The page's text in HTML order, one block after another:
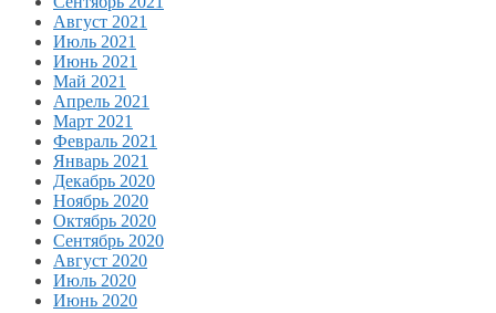
Август 2021
Июль 2021
Июнь 2021
Май 2021
Апрель 2021
Март 2021
Февраль 2021
Январь 2021
Декабрь 2020
Ноябрь 2020
Октябрь 2020
Сентябрь 2020
Август 2020
Июль 2020
Июнь 2020